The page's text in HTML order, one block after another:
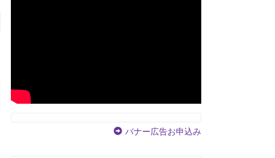
バナー広告お申込み